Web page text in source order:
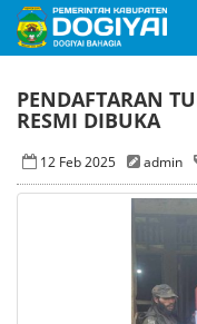
PENDAFTARAN
RESMI DIBUKA
12 Feb 2025 admin